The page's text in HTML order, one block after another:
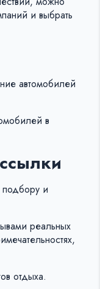
и выбрать
автомобилей
в
и
реальных
отдыха.